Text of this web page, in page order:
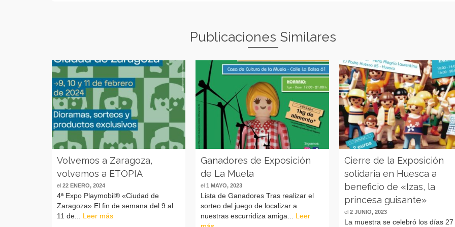
Publicaciones Similares
Volvemos a Zaragoza,
volvemos a ETOPIA
el 22 ENERO, 2024
4ª Expo Playmobil® «Ciudad de
Zaragoza» El fin de semana del 9 al
11 de... Leer más
Ganadores de Exposición
de La Muela
el1 MAYO, 2023
Lista de Ganadores Tras realizar el
sorteo del juego de localizar a
nuestras escurridiza amiga... Leer
Cierre de la Exposición
solidaria en Huesca a
beneficio de «Izas, la
princesa guisante»
el2 JUNIO, 2023
La muestra se celebró los días 27